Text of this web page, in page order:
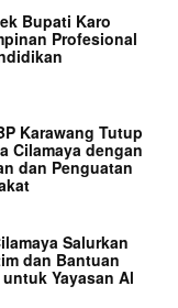
Bupati Karo
Profesional
Karawang Tutup
Cilamaya dengan
dan Penguatan
Salurkan
dan Bantuan
Yayasan Al